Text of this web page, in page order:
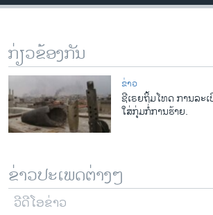
ພາສາອັງກິດ
ສຽງ
ລາຍການກະຈາຍສຽງ
ລາຍງານ
ຕິດຕາມພວກເຮົາ ທີ່
ພາສາຕ່າງໆ
ກ່ຽວຂ້ອງກັນ
ຂ່າວ
ຊີເຣຍຖິ້ມໂທດ ການລະ
ໃສ່ກຸ່ມກໍ່ການຮ້າຍ.
ຂ່າວປະເພດຕ່າງໆ
ວີດີໂອຂ່າວ